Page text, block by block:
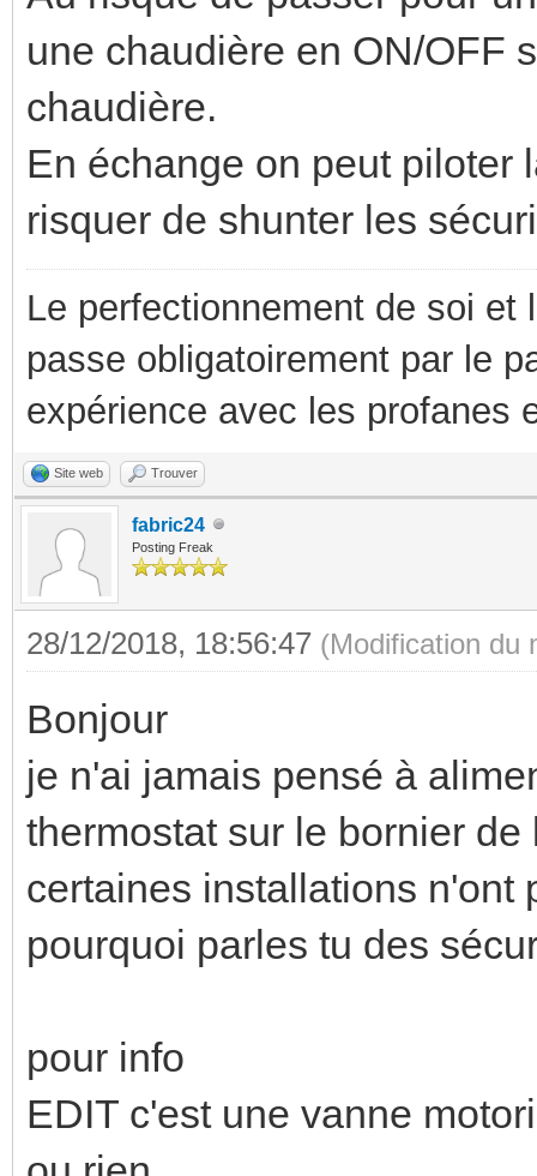
une chaudière en ON/OFF
chaudière.
En échange on peut piloter
risquer de shunter les
Le perfectionnement de soi
passe obligatoirement par le
expérience avec les profanes
Site web Trouver
fabric24
Posting Freak
28/12/2018, 18:56:47 (Modification du
Bonjour
je n'ai jamais pensé à
thermostat sur le bornier de
certaines installations n'ont
pourquoi parles tu des
pour info
EDIT c'est une vanne